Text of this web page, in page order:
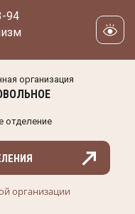
94
организация
отделение
организации